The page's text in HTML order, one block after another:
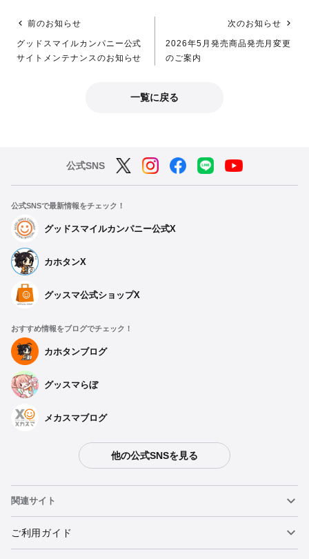
前のお知らせ
グッドスマイルカンパニー公式
サイトメンテナンスのお知らせ
次のお知らせ
2026年5月発売商品発売月変更
のご案内
一覧に戻る
公式SNS
公式SNSで最新情報をチェック！
グッドスマイルカンパニー公式X
カホタンX
グッスマ公式ショップX
おすすめ情報をブログでチェック！
カホタンブログ
グッスマらぼ
メカスマブログ
他の公式SNSを見る
関連サイト
ねんどろいど
ご利用ガイド